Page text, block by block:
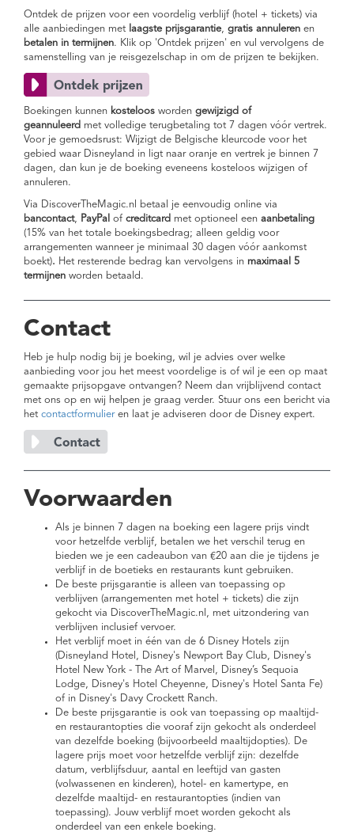
Ontdek de prijzen voor een voordelig verblijf (hotel + tickets) via
alle aanbiedingen met laagste prijsgarantie, gratis annuleren en
betalen in termijnen. Klik op 'Ontdek prijzen' en vul vervolgens de
samenstelling van je reisgezelschap in om de prijzen te bekijken.
Boekingen kunnen kosteloos worden gewijzigd of
geannuleerd met volledige terugbetaling tot 7 dagen vóór vertrek.
Voor je gemoedsrust: Wijzigt de Belgische kleurcode voor het
gebied waar Disneyland in ligt naar oranje en vertrek je binnen 7
dagen, dan kun je de boeking eveneens kosteloos wijzigen of
annuleren.
Via DiscoverTheMagic.nl betaal je eenvoudig online via
bancontact, PayPal of creditcard met optioneel een aanbetaling
(15% van het totale boekingsbedrag; alleen geldig voor
arrangementen wanneer je minimaal 30 dagen vóór aankomst
boekt). Het resterende bedrag kan vervolgens in maximaal 5
termijnen worden betaald.
Contact
Heb je hulp nodig bij je boeking, wil je advies over welke
aanbieding voor jou het meest voordelige is of wil je een op maat
gemaakte prijsopgave ontvangen? Neem dan vrijblijvend contact
met ons op en wij helpen je graag verder. Stuur ons een bericht via
het contactformulieren laat je adviseren door de Disney expert.
Voorwaarden
Als je binnen 7 dagen na boeking een lagere prijs vindt
voor hetzelfde verblijf, betalen we het verschil terug en
bieden we je een cadeaubon van €20 aan die je tijdens je
verblijf in de boetieks en restaurants kunt gebruiken.
De beste prijsgarantie is alleen van toepassing op
verblijven (arrangementen met hotel + tickets) die zijn
gekocht via DiscoverTheMagic.nl, met uitzondering van
verblijven inclusief vervoer.
Het verblijf moet in één van de 6 Disney Hotels zijn
(Disneyland Hotel, Disney's Newport Bay Club, Disney's
Hotel New York - The Art of Marvel, Disney’s Sequoia
Lodge, Disney's Hotel Cheyenne, Disney's Hotel Santa Fe)
of in Disney's Davy Crockett Ranch.
De beste prijsgarantie is ook van toepassing op maaltijd-
en restaurantopties die vooraf zijn gekocht als onderdeel
van dezelfde boeking (bijvoorbeeld maaltijdopties). De
lagere prijs moet voor hetzelfde verblijf zijn: dezelfde
datum, verblijfsduur, aantal en leeftijd van gasten
(volwassenen en kinderen), hotel- en kamertype, en
dezelfde maaltijd- en restaurantopties (indien van
toepassing). Jouw verblijf moet worden gekocht als
onderdeel van een enkele boeking.